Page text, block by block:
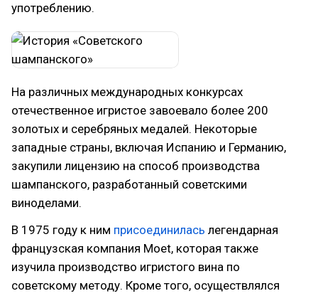
употреблению.
На различных международных конкурсах
отечественное игристое завоевало более 200
золотых и серебряных медалей. Некоторые
западные страны, включая Испанию и Германию,
закупили лицензию на способ производства
шампанского, разработанный советскими
виноделами.
В 1975 году к ним присоединилась легендарная
французская компания Moet, которая также
изучила производство игристого вина по
советскому методу. Кроме того, осуществлялся